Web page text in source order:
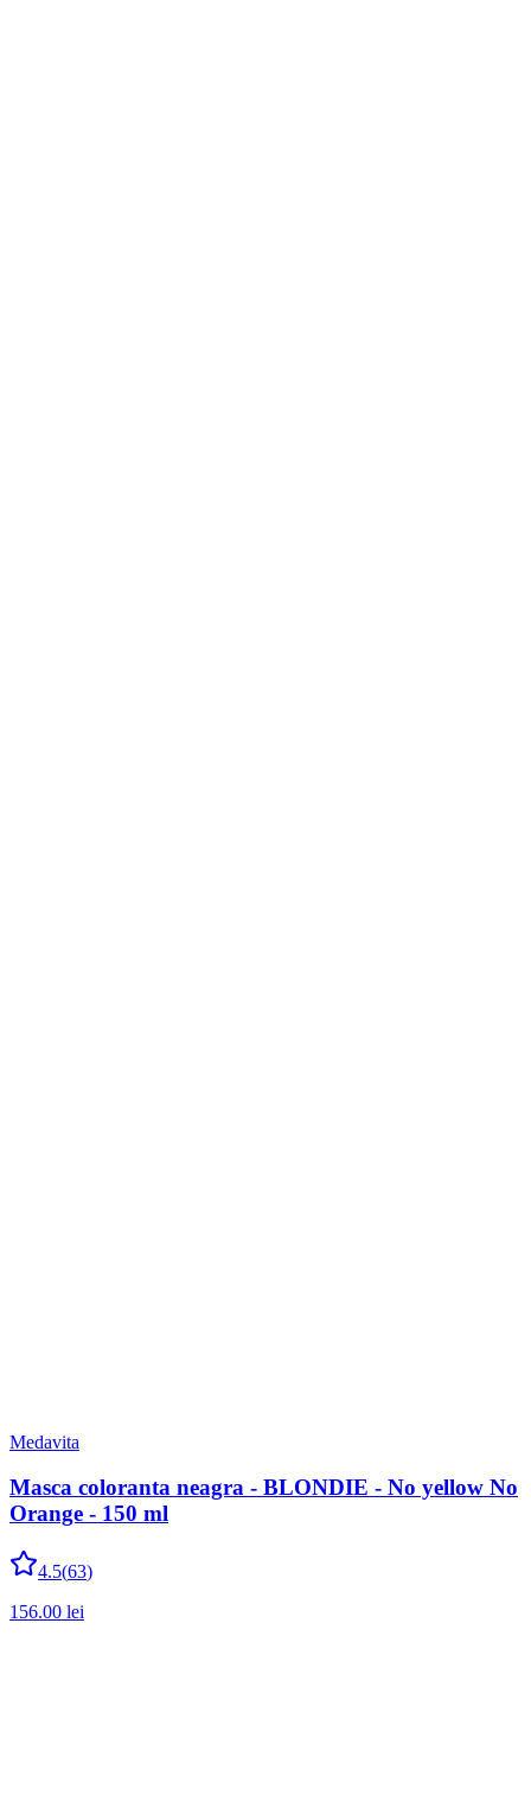
Medavita
Masca coloranta neagra - BLONDIE - No yellow No
Orange - 150 ml
4.5(63)
156.00 lei